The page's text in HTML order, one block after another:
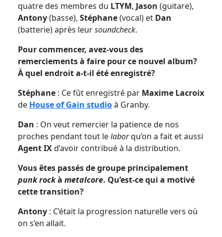
quatre des membres du LTYM, Jason (guitare),
Antony(basse), Stéphane(vocal) et Dan
(batterie) après leursoundcheck.
Pour commencer, avez-vous des
remerciements à faire pour ce nouvel album?
À quel endroit a-t-il été enregistré?
Stéphane : Ce fût enregistré par Maxime Lacroix
de House of Gain studioà Granby.
Dan : On veut remercier la patience de nos
proches pendant tout lelaborqu’on a fait et aussi
Agent IXd’avoir contribué à la distribution.
Vous êtes passés de groupe principalement
punk rockà metalcore. Qu’est-ce qui a motivé
cette transition?
Antony : C’était la progression naturelle vers où
on s’en allait.